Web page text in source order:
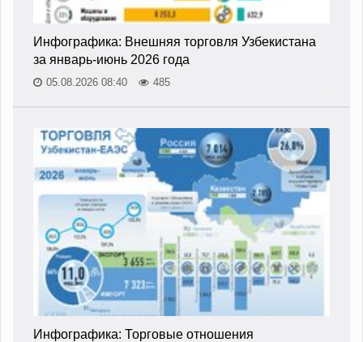
Инфографика: Внешняя торговля Узбекистана
за январь-июнь 2026 года
05.08.2026 08:40 485
Инфографика: Торговые отношения